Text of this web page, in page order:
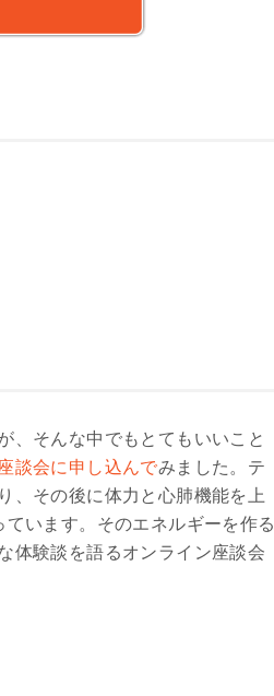
、そんな中でもとてもいいこと
座談会に申し込んでみました。テ
、その後に体力と心肺機能を上
います。そのエネルギーを作る
体験談を語るオンライン座談会